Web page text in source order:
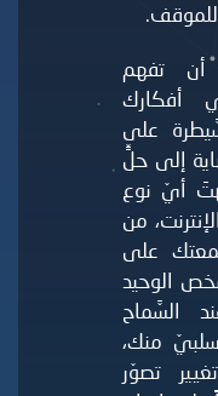
للموقف.
أن تفهم
أفكارك
على
إلى حلٍّ
أيّ نوع
من
على
الوحيد
السَّماح
سلبيّ منك،
تصوّر